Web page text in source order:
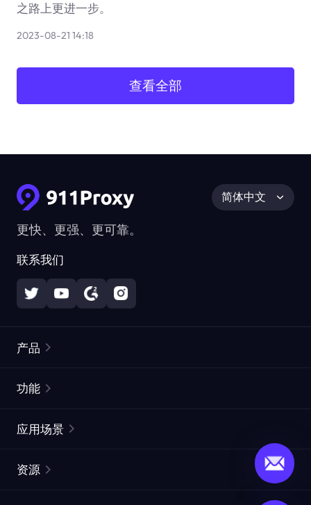
之路上更进一步。
2023-08-21 14:18
查看全部
更快、更强、更可靠。
联系我们
简体中文
产品
静态住宅代理
功能
ISP代理
应用场景
资源